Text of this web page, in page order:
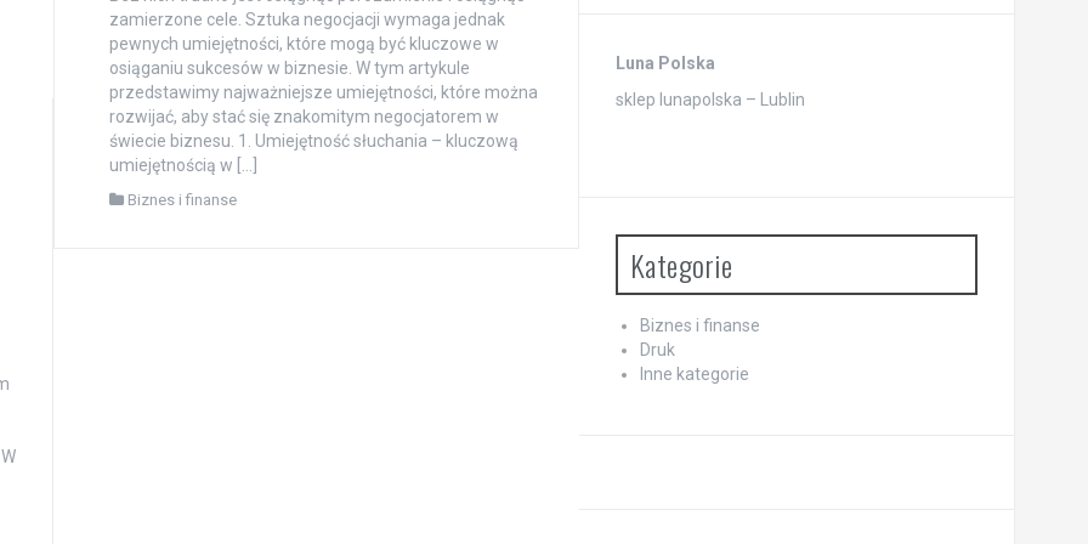
zamierzone cele. Sztuka negocjacji wymaga jednak
pewnych umiejętności, które mogą być kluczowe w
osiąganiu sukcesów w biznesie. W tym artykule
przedstawimy najważniejsze umiejętności, które można
rozwijać, aby stać się znakomitym negocjatorem w
świecie biznesu. 1. Umiejętność słuchania – kluczową
umiejętnością w […]
Biznes i finanse
Luna Polska
sklep lunapolska – Lublin
Kategorie
Biznes i finanse
Druk
Inne kategorie